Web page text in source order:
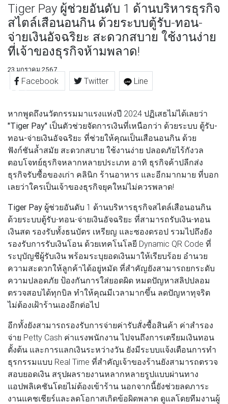
Tiger Pay ผู้ช่วยอันดับ 1 ด้านบริหารธุรกิจ
สไตล์เสือนอนกิน ด้วยระบบตู้รับ-ทอน-
จ่ายเงินอัจฉริยะ สะดวกสบาย ใช้งานง่าย
ที่เจ้าของธุรกิจห้ามพลาด!
23 มกราคม 2567
Facebook Twitter Line
หากพูดถึงนวัตกรรมมาแรงแห่งปี 2024 ปฏิเสธไม่ได้เลยว่า
"Tiger Pay" เป็นตัวช่วยจัดการเงินที่เหนือกว่า ด้วยระบบ ตู้รับ-
ทอน-จ่ายเงินอัจฉริยะ ที่ช่วยให้คุณเป็นเสือนอนกิน ด้วย
ฟังก์ชันล้ำสมัย สะดวกสบาย ใช้งานง่าย ปลอดภัยไร้กังวล
ตอบโจทย์ธุรกิจหลากหลายประเภท อาทิ ธุรกิจค้าปลีกส่ง
ธุรกิจรับซื้อของเก่า คลินิก ร้านอาหาร และอีกมากมาย ที่บอก
เลยว่าใครเป็นเจ้าของธุรกิจยุคใหม่ไม่ควรพลาด!
Tiger Pay ผู้ช่วยอันดับ 1 ด้านบริหารธุรกิจสไตล์เสือนอนกิน
ด้วยระบบตู้รับ-ทอน-จ่ายเงินอัจฉริยะ ที่สามารถรับเงิน-ทอน
เงินสด รองรับทั้งธนบัตร เหรียญ และซองดรอป รวมไปถึงยัง
รองรับการรับเงินโอน ด้วยเทคโนโลยี Dynamic QR Code ที่
ระบุบัญชีผู้รับเงิน พร้อมระบุยอดเงินมาให้เรียบร้อย อำนวย
ความสะดวกให้ลูกค้าได้อยู่หมัด ที่สำคัญยังสามารถยกระดับ
ความปลอดภัย ป้องกันการใส่ยอดผิด หมดปัญหาสลิปปลอม
ตรวจสอบได้ทุกบิล ทำให้คุณมีเวลามากขึ้น ลดปัญหาทุจริต
ไม่ต้องเฝ้าร้านเองอีกต่อไป
อีกทั้งยังสามารถรองรับการจ่ายค่ารับสั่งซื้อสินค้า ค่าสำรอง
จ่าย Petty Cash ค่าแรงพนักงาน ไปจนถึงการเตรียมเงินทอน
ตั้งต้น และการแลกเงินระหว่างวัน ยังมีระบบแจ้งเตือนการทำ
ธุรกรรมแบบ Real Time ที่สำคัญเจ้าของร้านยังสามารถตรวจ
สอบยอดเงิน สรุปผลรายงานหลากหลายรูปแบบผ่านทาง
แอปพลิเคชันโดยไม่ต้องเข้าร้าน นอกจากนี้ยังช่วยลดภาระ
งานแคชเชียร์และลดโอกาสเกิดข้อผิดพลาด ดูแลโดยทีมงานผู้